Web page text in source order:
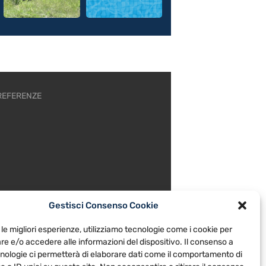
Gestisci Consenso Cookie
migliori esperienze, utilizziamo tecnologie come i cookie per
e/o accedere alle informazioni del dispositivo. Il consenso a
ci permetterà di elaborare dati come il comportamento di